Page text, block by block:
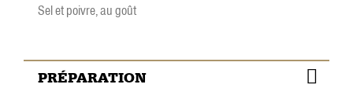
Sel et poivre, au goût
PRÉPARATION